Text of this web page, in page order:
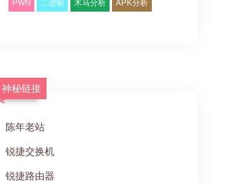
神秘链接
陈年老站
锐捷交换机
锐捷路由器